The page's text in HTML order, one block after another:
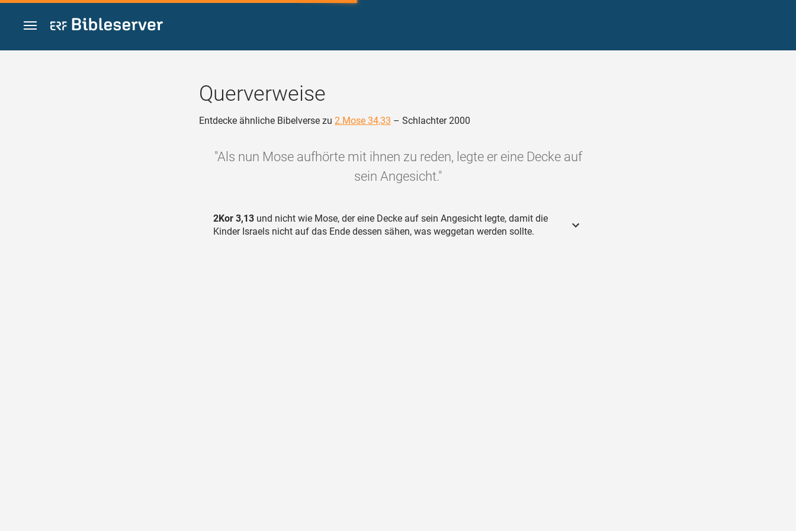
Zum Inhalt springen
Querverweise
Entdecke ähnliche Bibelverse zu 2.Mose 34,33 – Schlachter 2000
"Als nun Mose aufhörte mit ihnen zu reden, legte er eine Decke auf
sein Angesicht."
2Kor 3,13 und nicht wie Mose, der eine Decke auf sein Angesicht legte, damit die
Kinder Israels nicht auf das Ende dessen sähen, was weggetan werden sollte.